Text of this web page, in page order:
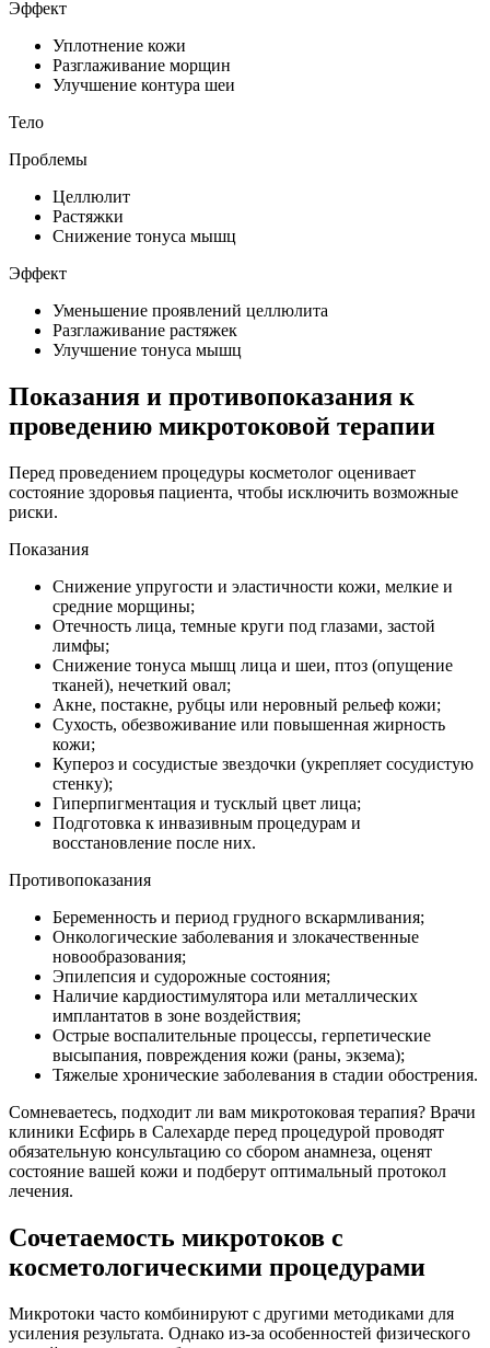
Эффект
Уплотнение кожи
Разглаживание морщин
Улучшение контура шеи
Тело
Проблемы
Целлюлит
Растяжки
Снижение тонуса мышц
Эффект
Уменьшение проявлений целлюлита
Разглаживание растяжек
Улучшение тонуса мышц
Показания и противопоказания к
проведению микротоковой терапии
Перед проведением процедуры косметолог оценивает
состояние здоровья пациента, чтобы исключить возможные
риски.
Показания
Снижение упругости и эластичности кожи, мелкие и
средние морщины;
Отечность лица, темные круги под глазами, застой
лимфы;
Снижение тонуса мышц лица и шеи, птоз (опущение
тканей), нечеткий овал;
Акне, постакне, рубцы или неровный рельеф кожи;
Сухость, обезвоживание или повышенная жирность
кожи;
Купероз и сосудистые звездочки (укрепляет сосудистую
стенку);
Гиперпигментация и тусклый цвет лица;
Подготовка к инвазивным процедурам и
восстановление после них.
Противопоказания
Беременность и период грудного вскармливания;
Онкологические заболевания и злокачественные
новообразования;
Эпилепсия и судорожные состояния;
Наличие кардиостимулятора или металлических
имплантатов в зоне воздействия;
Острые воспалительные процессы, герпетические
высыпания, повреждения кожи (раны, экзема);
Тяжелые хронические заболевания в стадии обострения.
Сомневаетесь, подходит ли вам микротоковая терапия? Врачи
клиники Есфирь в Салехарде перед процедурой проводят
обязательную консультацию со сбором анамнеза, оценят
состояние вашей кожи и подберут оптимальный протокол
лечения.
Сочетаемость микротоков с
косметологическими процедурами
Микротоки часто комбинируют с другими методиками для
усиления результата. Однако из-за особенностей физического